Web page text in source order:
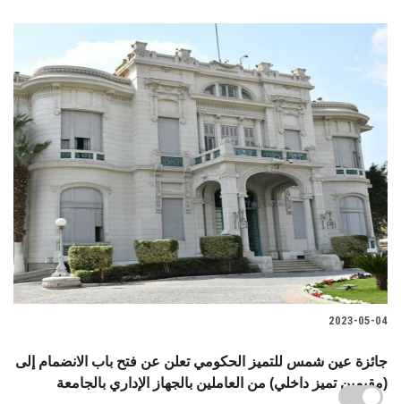
2023-05-04
جائزة عين شمس للتميز الحكومي تعلن عن فتح باب الانضمام إلى
(مقيمين تميز داخلي) من العاملين بالجهاز الإداري بالجامعة